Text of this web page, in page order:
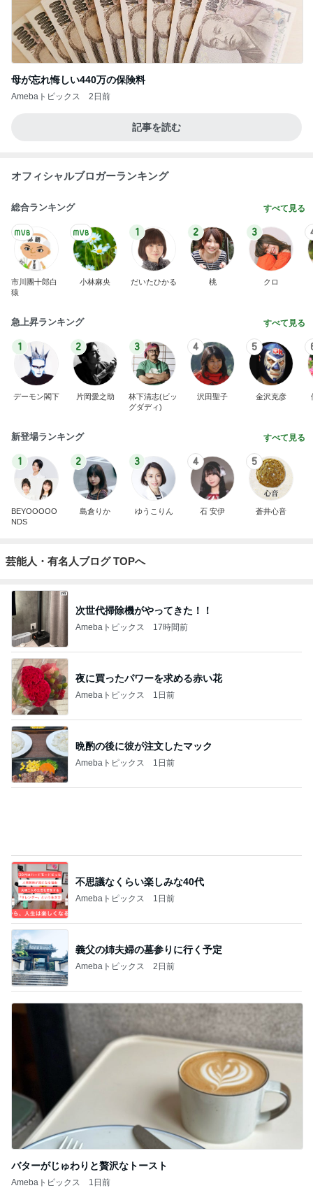
母が忘れ悔しい440万の保険料
Amebaトピックス 2日前
記事を読む
オフィシャルブロガーランキング
総合ランキング すべて見る
市川團十郎白
猿
小林麻央
1
だいたひかる
2
桃
3
クロ
急上昇ランキング すべて見る
1
デーモン閣下
2
片岡愛之助
3
林下清志(ビッ
グダディ)
4
沢田聖子
5
金沢克彦
新登場ランキング すべて見る
1
BEYOOOOO
NDS
2
島倉りか
3
ゆうこりん
4
石 安伊
5
蒼井心音
芸能人・有名人ブログ TOPへ
次世代掃除機がやってきた！！
Amebaトピックス 17時間前
夜に買ったパワーを求める赤い花
Amebaトピックス 1日前
晩酌の後に彼が注文したマック
Amebaトピックス 1日前
不思議なくらい楽しみな40代
Amebaトピックス 1日前
義父の姉夫婦の墓参りに行く予定
Amebaトピックス 2日前
バターがじゅわりと贅沢なトースト
Amebaトピックス 1日前